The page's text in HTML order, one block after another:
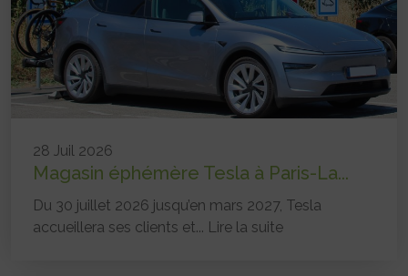
28 Juil 2026
Magasin éphémère Tesla à Paris-La...
Du 30 juillet 2026 jusqu’en mars 2027, Tesla
accueillera ses clients et... Lire la suite